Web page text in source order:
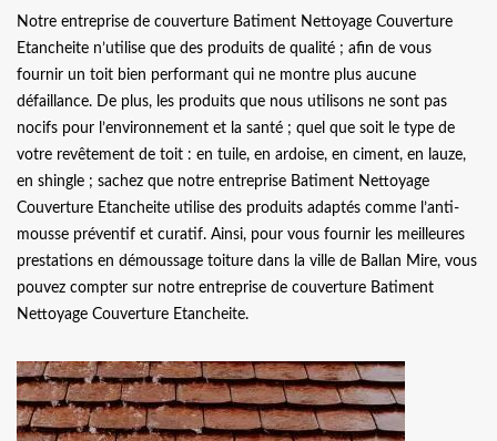
Notre entreprise de couverture Batiment Nettoyage Couverture
Etancheite n’utilise que des produits de qualité ; afin de vous
fournir un toit bien performant qui ne montre plus aucune
défaillance. De plus, les produits que nous utilisons ne sont pas
nocifs pour l’environnement et la santé ; quel que soit le type de
votre revêtement de toit : en tuile, en ardoise, en ciment, en lauze,
en shingle ; sachez que notre entreprise Batiment Nettoyage
Couverture Etancheite utilise des produits adaptés comme l’anti-
mousse préventif et curatif. Ainsi, pour vous fournir les meilleures
prestations en démoussage toiture dans la ville de Ballan Mire, vous
pouvez compter sur notre entreprise de couverture Batiment
Nettoyage Couverture Etancheite.